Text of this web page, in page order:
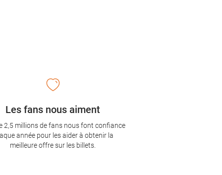
Les fans nous aiment
2,5 millions de fans nous font confiance
année pour les aider à obtenir la
meilleure offre sur les billets.